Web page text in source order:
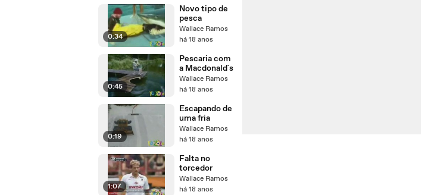
0:34
Novo tipo de
pesca
Wallace Ramos
há 18 anos
0:45
Pescaria com
a Macdonald´s
Wallace Ramos
há 18 anos
0:19
Escapando de
uma fria
Wallace Ramos
há 18 anos
1:07
Falta no
torcedor
Wallace Ramos
há 18 anos